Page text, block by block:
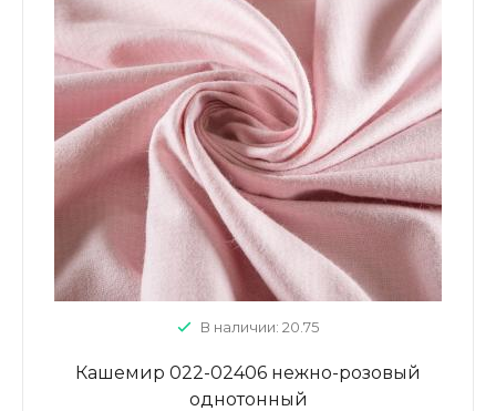
В наличии: 20.75
Кашемир 022-02406 нежно-розовый
однотонный